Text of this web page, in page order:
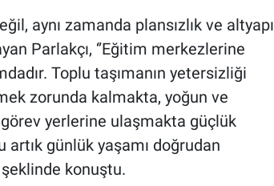
aynı zamanda plansızlık ve altyapı
Parlakçı, ‘’Eğitim merkezlerine
Toplu taşımanın yetersizliği
zorunda kalmakta, yoğun ve
yerlerine ulaşmakta güçlük
günlük yaşamı doğrudan
şeklinde konuştu.